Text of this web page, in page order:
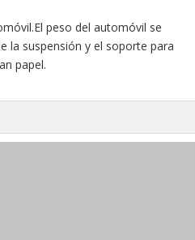
peso del automóvil se
la suspensión y el soporte para
papel.